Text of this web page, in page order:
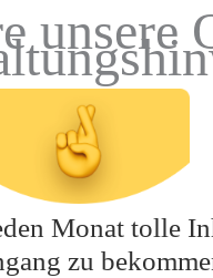
unsere
Monat tolle
zu